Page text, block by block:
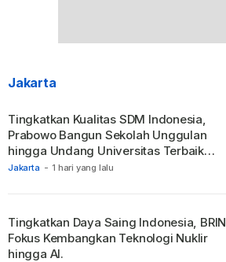
Jakarta
Jakarta - 1 hari yang lalu
Tingkatkan Kualitas SDM Indonesia,
Prabowo Bangun Sekolah Unggulan
hingga Undang Universitas Terbaik
Dunia.
Tingkatkan Daya Saing Indonesia, BRIN
Fokus Kembangkan Teknologi Nuklir
hingga AI.